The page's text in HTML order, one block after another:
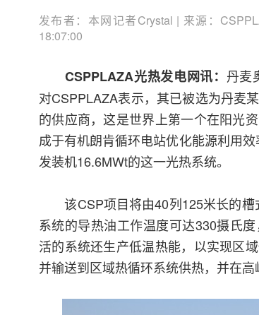
发布者：本网记者Crystal | 来源：
18:07:00
CSPPLAZA光热发电网讯： 丹麦
对CSPPLAZA表示，其已被选为丹麦
的供应商，这是世界上第一个在阳光
成于有机朗肯循环电站优化能源利用
发装机16.6MWt的这一光热系统。
该CSP项目将由40列125米长的槽
系统的导热油工作温度可达330摄氏
活的系统还生产低温热能，以实现区
并输送到区域热循环系统供热，并在高